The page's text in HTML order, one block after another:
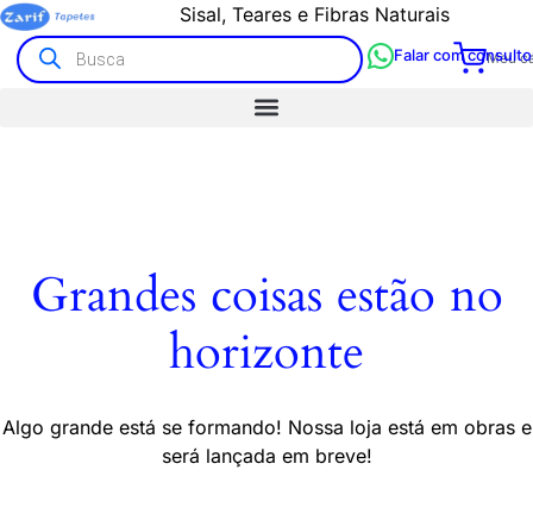
Sisal, Teares e Fibras Naturais
Meu
Falar com
Grandes coisas estão no
horizonte
Algo grande está se formando! Nossa loja está em obras e
será lançada em breve!